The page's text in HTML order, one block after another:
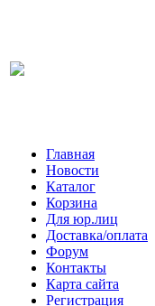
Главная
Новости
Каталог
Корзина
Для юр.лиц
Доставка/оплата
Форум
Контакты
Карта сайта
Регистрация